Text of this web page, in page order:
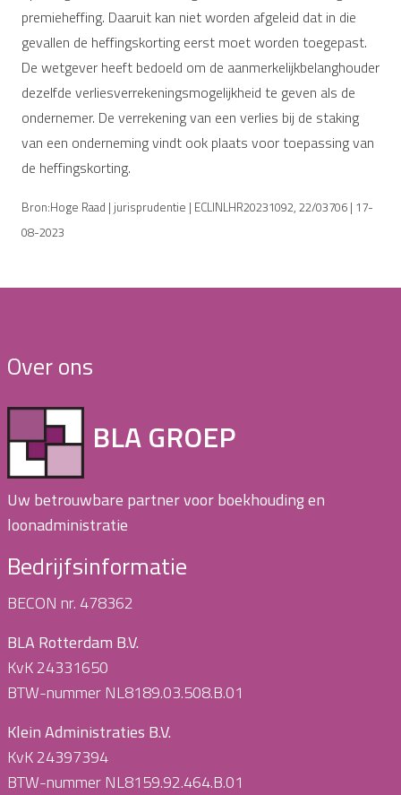
premieheffing. Daaruit kan niet worden afgeleid dat in die
gevallen de heffingskorting eerst moet worden toegepast.
De wetgever heeft bedoeld om de aanmerkelijkbelanghouder
dezelfde verliesverrekeningsmogelijkheid te geven als de
ondernemer. De verrekening van een verlies bij de staking
van een onderneming vindt ook plaats voor toepassing van
de heffingskorting.
Bron:Hoge Raad | jurisprudentie | ECLINLHR20231092, 22/03706 | 17-
08-2023
Over ons
BLA GROEP
Uw betrouwbare partner voor boekhouding en
loonadministratie
Bedrijfsinformatie
BECON nr. 478362
BLA Rotterdam B.V.
KvK 24331650
BTW-nummer NL8189.03.508.B.01
Klein Administraties B.V.
KvK 24397394
BTW-nummer NL8159.92.464.B.01